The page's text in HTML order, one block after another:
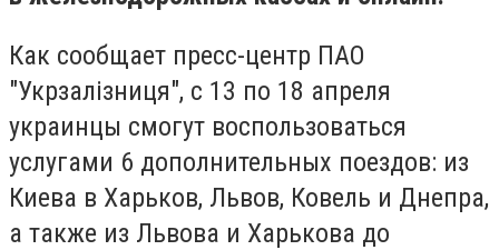
Как сообщает пресс-центр ПАО
"Укрзалізниця", с 13 по 18 апреля
украинцы смогут воспользоваться
услугами 6 дополнительных поездов: из
Киева в Харьков, Львов, Ковель и Днепра,
а также из Львова и Харькова до